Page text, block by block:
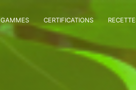
GAMMES CERTIFICATIONS